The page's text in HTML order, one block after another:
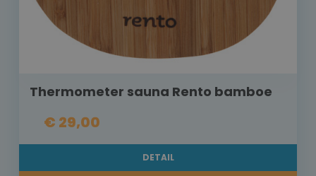
Thermometer sauna Rento bamboe
€ 29,00
DETAIL